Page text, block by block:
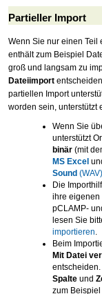
Partieller Import
Wenn Sie nur einen Teil
enthält zum Beispiel
groß und langsam zu
Dateiimport
partiellen Import
worden sein, unterstützt
Wenn Sie
unterstützt
binär (mit
MS Excel
Sound (WAV)
Die
ihre eigenen
pCLAMP-
lesen Sie
importieren.
Beim
Mit Datei
Spalte und
zum Beispiel